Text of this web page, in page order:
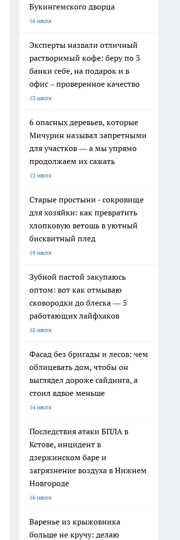
Букингемского дворца
16 июля
Эксперты назвали отличный
растворимый кофе: беру по 3
банки себе, на подарок и в
офис – проверенное качество
13 июля
6 опасных деревьев, которые
Мичурин называл запретными
для участков — а мы упрямо
продолжаем их сажать
12 июля
Старые простыни - сокровище
для хозяйки: как превратить
хлопковую ветошь в уютный
бисквитный плед
19 июля
Зубной пастой закупаюсь
оптом: вот как отмываю
сковородки до блеска — 5
работающих лайфхаков
18 июля
Фасад без бригады и лесов: чем
облицевать дом, чтобы он
выглядел дороже сайдинга, а
стоил вдвое меньше
14 июля
Последствия атаки БПЛА в
Кстове, инцидент в
дзержинском баре и
загрязнение воздуха в Нижнем
Новгороде
16 июля
Варенье из крыжовника
больше не кручу: делаю